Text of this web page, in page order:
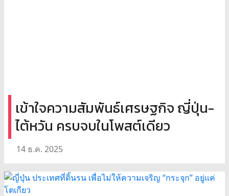
เข้าใจความสัมพันธ์เศรษฐกิจ ญี่ปุ่น-
ไต้หวัน ครบจบในโพสต์เดียว
14 ธ.ค. 2025